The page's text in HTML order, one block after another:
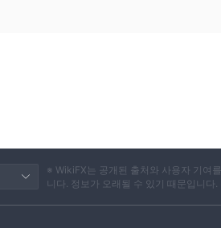
※ WikiFX는 공개된 출처와 사용자 기여
니다. 정보가 오래될 수 있기 때문입니